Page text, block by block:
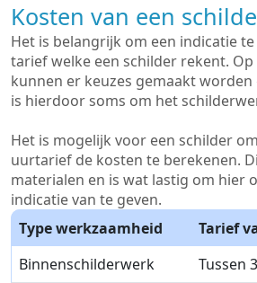
Kosten van een
Het is belangrijk om een indicatie
tarief welke een schilder rekent. Op
kunnen er keuzes gemaakt
is hierdoor soms om het
Het is mogelijk voor een schilder
uurtarief de kosten te berekenen.
materialen en is wat lastig om hier
indicatie van te geven.
Type werkzaamheid
Tarief
Binnenschilderwerk
Tussen